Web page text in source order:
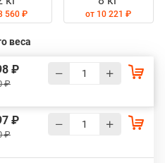
560 ₽ от 10 221 ₽
веса
₽
₽
₽
₽